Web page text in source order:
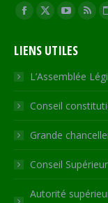
Trouvez nous sur :
Facebook
opens
in
new
window
X
opens
in
new
window
YouTube
opens
in
new
window
RSS
in
new
LIENS UTILES
L’Assemblée
Conseil
Grande
Conseil
Autorité